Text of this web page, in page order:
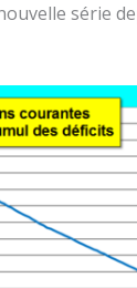
série